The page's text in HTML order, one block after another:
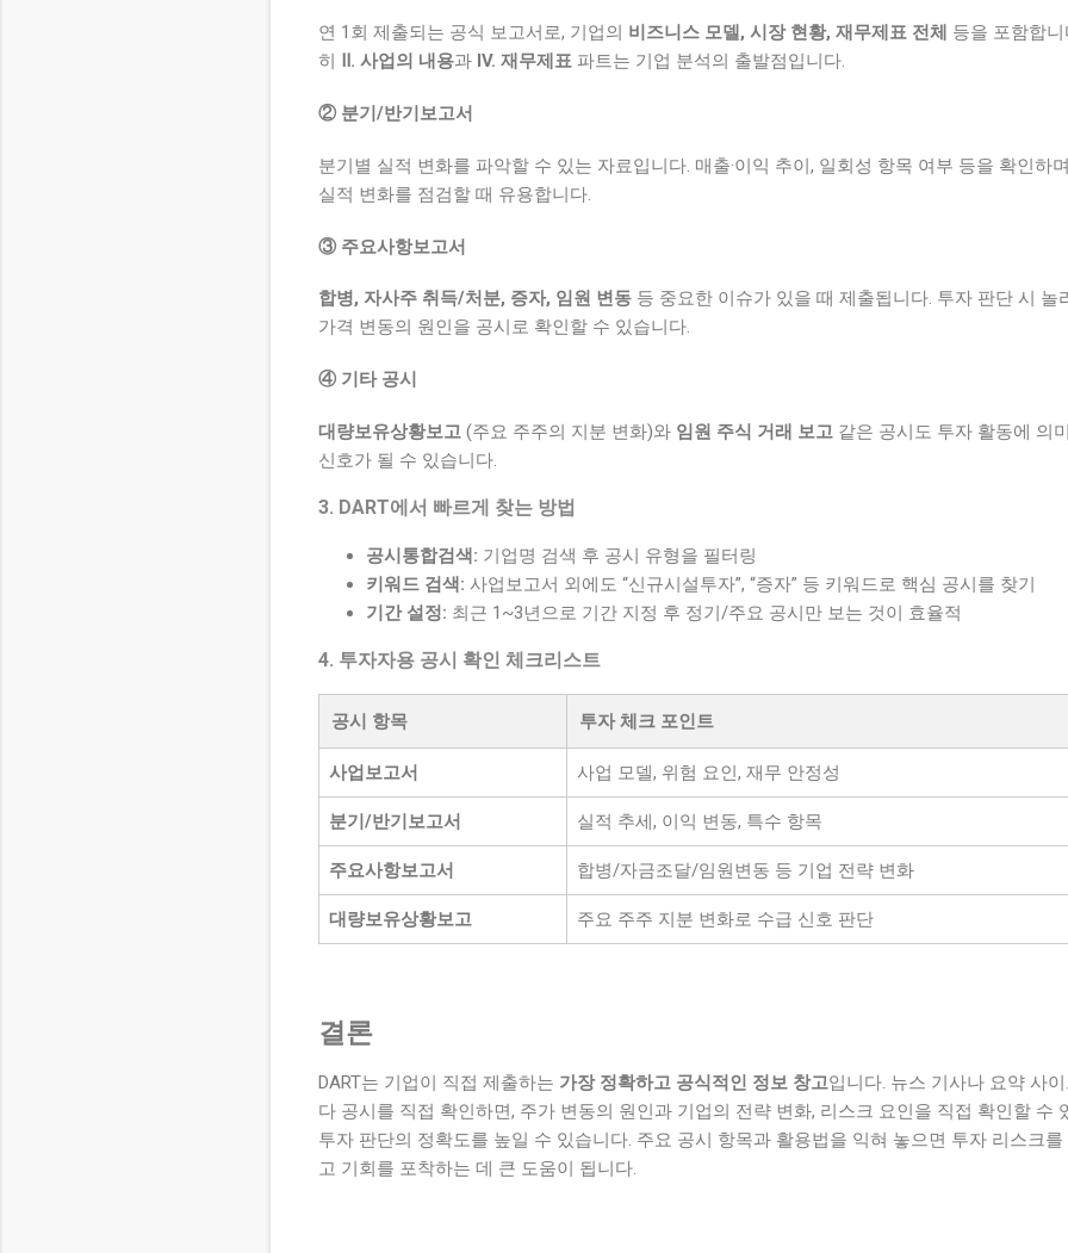
연 1회 제출되는 공식 보고서로, 기업의 비즈니스 모델, 시장 현황, 재무제표 전체 등을 포함합니
히 Ⅱ. 사업의 내용과 IV. 재무제표 파트는 기업 분석의 출발점입니다.
② 분기/반기보고서
분기별 실적 변화를 파악할 수 있는 자료입니다. 매출·이익 추이, 일회성 항목 여부 등을 확인하
실적 변화를 점검할 때 유용합니다.
③ 주요사항보고서
합병, 자사주 취득/처분, 증자, 임원 변동 등 중요한 이슈가 있을 때 제출됩니다. 투자 판단 시 놀
가격 변동의 원인을 공시로 확인할 수 있습니다.
④ 기타 공시
대량보유상황보고 (주요 주주의 지분 변화)와 임원 주식 거래 보고 같은 공시도 투자 활동에 의
신호가 될 수 있습니다.
3. DART에서 빠르게 찾는 방법
공시통합검색: 기업명 검색 후 공시 유형을 필터링
키워드 검색: 사업보고서 외에도 “신규시설투자”, “증자” 등 키워드로 핵심 공시를 찾기
기간 설정: 최근 1~3년으로 기간 지정 후 정기/주요 공시만 보는 것이 효율적
4. 투자자용 공시 확인 체크리스트
공시 항목 투자 체크 포인트
사업보고서 사업 모델, 위험 요인, 재무 안정성
분기/반기보고서 실적 추세, 이익 변동, 특수 항목
주요사항보고서 합병/자금조달/임원변동 등 기업 전략 변화
대량보유상황보고 주요 주주 지분 변화로 수급 신호 판단
결론
DART는 기업이 직접 제출하는 가장 정확하고 공식적인 정보 창고입니다. 뉴스 기사나 요약 사
다 공시를 직접 확인하면, 주가 변동의 원인과 기업의 전략 변화, 리스크 요인을 직접 확인할 수
투자 판단의 정확도를 높일 수 있습니다. 주요 공시 항목과 활용법을 익혀 놓으면 투자 리스크를
고 기회를 포착하는 데 큰 도움이 됩니다.